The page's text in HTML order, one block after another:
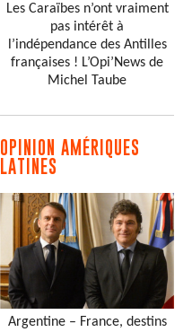
Les Caraïbes n’ont vraiment
pas intérêt à
l’indépendance des Antilles
françaises ! L’Opi’News de
Michel Taube
OPINION AMÉRIQUES
LATINES
Argentine – France, destins